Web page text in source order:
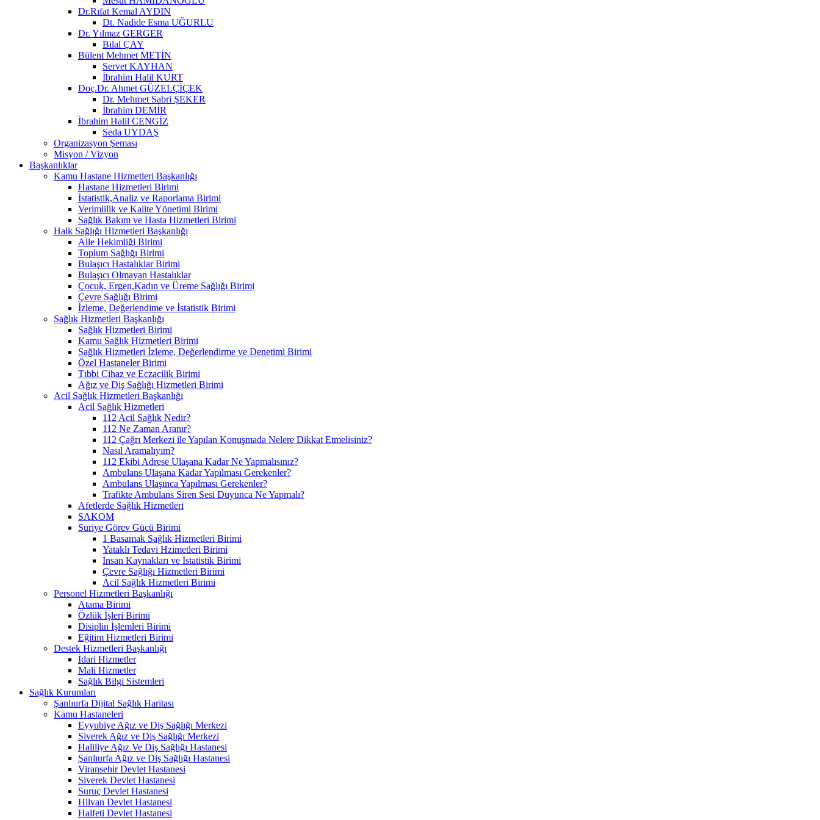
Dr.Rıfat Kemal AYDIN
Dt. Nadide Esma UĞURLU
Dr. Yılmaz GERGER
Bilal ÇAY
Bülent Mehmet METİN
Servet KAYHAN
İbrahim Halil KURT
Doç.Dr. Ahmet GÜZELÇİÇEK
Dr. Mehmet Sabri ŞEKER
İbrahim DEMİR
İbrahim Halil CENGİZ
Seda UYDAŞ
Organizasyon Şeması
Misyon / Vizyon
Başkanlıklar
Kamu Hastane Hizmetleri Başkanlığı
Hastane Hizmetleri Birimi
İstatistik,Analiz ve Raporlama Birimi
Verimlilik ve Kalite Yönetimi Birimi
Sağlık Bakım ve Hasta Hizmetleri Birimi
Halk Sağlığı Hizmetleri Başkanlığı
Aile Hekimliği Birimi
Toplum Sağlığı Birimi
Bulaşıcı Hastalıklar Birimi
Bulaşıcı Olmayan Hastalıklar
Çocuk, Ergen,Kadın ve Üreme Sağlığı Birimi
Çevre Sağlığı Birimi
İzleme, Değerlendime ve İstatistik Birimi
Sağlık Hizmetleri Başkanlığı
Sağlık Hizmetleri Birimi
Kamu Sağlık Hizmetleri Birimi
Sağlık Hizmetleri İzleme, Değerlendirme ve Denetimi Birimi
Özel Hastaneler Birimi
Tıbbi Cihaz ve Eczacilik Birimi
Ağız ve Diş Sağlığı Hizmetleri Birimi
Acil Sağlık Hizmetleri Başkanlığı
Acil Sağlık Hizmetleri
112 Acil Sağlık Nedir?
112 Ne Zaman Aranır?
112 Çağrı Merkezi ile Yapılan Konuşmada Nelere Dikkat Etmelisiniz?
Nasıl Aramalıyım?
112 Ekibi Adrese Ulaşana Kadar Ne Yapmalısınız?
Ambulans Ulaşana Kadar Yapılması Gerekenler?
Ambulans Ulaşınca Yapılması Gerekenler?
Trafikte Ambulans Siren Sesi Duyunca Ne Yapmalı?
Afetlerde Sağlık Hizmetleri
SAKOM
Suriye Görev Gücü Birimi
1 Basamak Sağlık Hizmetleri Birimi
Yataklı Tedavi Hzimetleri Birimi
İnsan Kaynakları ve İstatistik Birimi
Çevre Sağlığı Hizmetleri Birimi
Acil Sağlık Hizmetleri Birimi
Personel Hizmetleri Başkanlığı
Atama Birimi
Özlük İşleri Birimi
Disiplin İşlemleri Birimi
Eğitim Hizmetleri Birimi
Destek Hizmetleri Başkanlığı
İdari Hizmetler
Mali Hizmetler
Sağlık Bilgi Sistemleri
Sağlık Kurumları
Şanlıurfa Dijital Sağlık Haritası
Kamu Hastaneleri
Eyyubiye Ağız ve Diş Sağlığı Merkezi
Siverek Ağız ve Diş Sağlığı Merkezi
Haliliye Ağız Ve Diş Sağlığı Hastanesi
Şanlıurfa Ağız ve Diş Sağlığı Hastanesi
Viransehir Devlet Hastanesi
Siverek Devlet Hastanesi
Suruç Devlet Hastanesi
Hilvan Devlet Hastanesi
Halfeti Devlet Hastanesi